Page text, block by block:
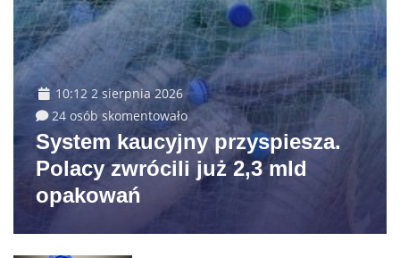
10:12 2 sierpnia 2026
24 osób skomentowało
System kaucyjny przyspiesza.
Polacy zwrócili już 2,3 mld
opakowań